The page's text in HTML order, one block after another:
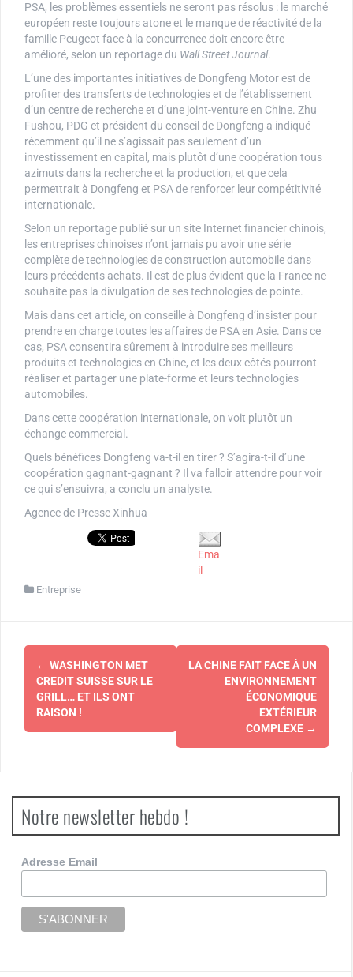
PSA, les problèmes essentiels ne seront pas résolus : le marché
européen reste toujours atone et le manque de réactivité de la
famille Peugeot face à la concurrence doit encore être
amélioré, selon un reportage du Wall Street Journal.
L’une des importantes initiatives de Dongfeng Motor est de
profiter des transferts de technologies et de l’établissement
d’un centre de recherche et d’une joint-venture en Chine. Zhu
Fushou, PDG et président du conseil de Dongfeng a indiqué
récemment qu’il ne s’agissait pas seulement d’un
investissement en capital, mais plutôt d’une coopération tous
azimuts dans la recherche et la production, et que cela
permettrait à Dongfeng et PSA de renforcer leur compétitivité
internationale.
Selon un reportage publié sur un site Internet financier chinois,
les entreprises chinoises n’ont jamais pu avoir une série
complète de technologies de construction automobile dans
leurs précédents achats. Il est de plus évident que la France ne
souhaite pas la divulgation de ses technologies de pointe.
Mais dans cet article, on conseille à Dongfeng d’insister pour
prendre en charge toutes les affaires de PSA en Asie. Dans ce
cas, PSA consentira sûrement à introduire ses meilleurs
produits et technologies en Chine, et les deux côtés pourront
réaliser et partager une plate-forme et leurs technologies
automobiles.
Dans cette coopération internationale, on voit plutôt un
échange commercial.
Quels bénéfices Dongfeng va-t-il en tirer ? S’agira-t-il d’une
coopération gagnant-gagnant ? Il va falloir attendre pour voir
ce qui s’ensuivra, a conclu un analyste.
Agence de Presse Xinhua
Ema
il
Entreprise
Navigation
d'article
← WASHINGTON MET
CREDIT SUISSE SUR LE
GRILL… ET ILS ONT
RAISON !
LA CHINE FAIT FACE À UN
ENVIRONNEMENT
ÉCONOMIQUE
EXTÉRIEUR
COMPLEXE →
Notre newsletter hebdo !
Adresse Email